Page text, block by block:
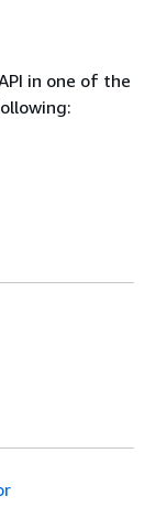
in one of the